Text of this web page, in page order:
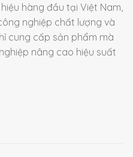
hàng đầu tại Việt Nam,
nghiệp chất lượng và
cung cấp sản phẩm mà
nâng cao hiệu suất